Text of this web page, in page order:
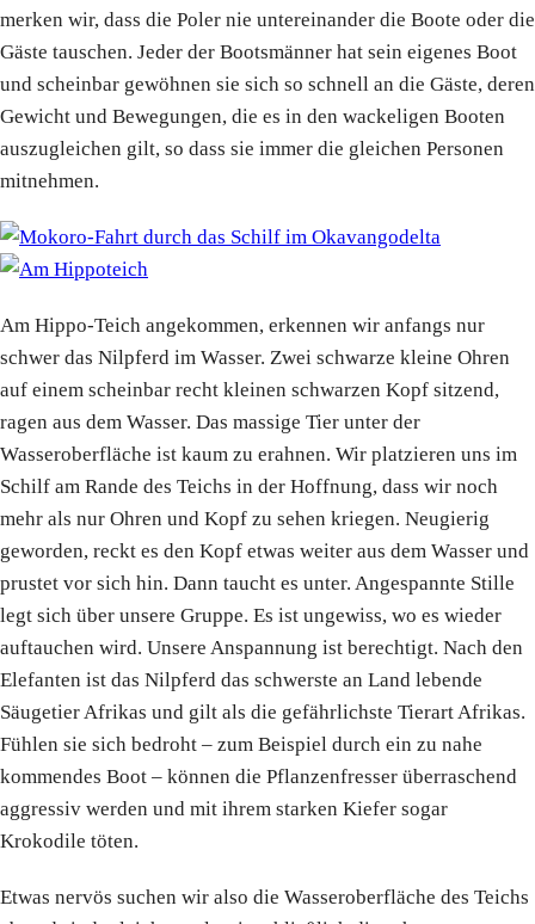
merken wir, dass die Poler nie untereinander die Boote oder die
Gäste tauschen. Jeder der Bootsmänner hat sein eigenes Boot
und scheinbar gewöhnen sie sich so schnell an die Gäste, deren
Gewicht und Bewegungen, die es in den wackeligen Booten
auszugleichen gilt, so dass sie immer die gleichen Personen
mitnehmen.
Am Hippo-Teich angekommen, erkennen wir anfangs nur
schwer das Nilpferd im Wasser. Zwei schwarze kleine Ohren
auf einem scheinbar recht kleinen schwarzen Kopf sitzend,
ragen aus dem Wasser. Das massige Tier unter der
Wasseroberfläche ist kaum zu erahnen. Wir platzieren uns im
Schilf am Rande des Teichs in der Hoffnung, dass wir noch
mehr als nur Ohren und Kopf zu sehen kriegen. Neugierig
geworden, reckt es den Kopf etwas weiter aus dem Wasser und
prustet vor sich hin. Dann taucht es unter. Angespannte Stille
legt sich über unsere Gruppe. Es ist ungewiss, wo es wieder
auftauchen wird. Unsere Anspannung ist berechtigt. Nach den
Elefanten ist das Nilpferd das schwerste an Land lebende
Säugetier Afrikas und gilt als die gefährlichste Tierart Afrikas.
Fühlen sie sich bedroht – zum Beispiel durch ein zu nahe
kommendes Boot – können die Pflanzenfresser überraschend
aggressiv werden und mit ihrem starken Kiefer sogar
Krokodile töten.
Etwas nervös suchen wir also die Wasseroberfläche des Teichs